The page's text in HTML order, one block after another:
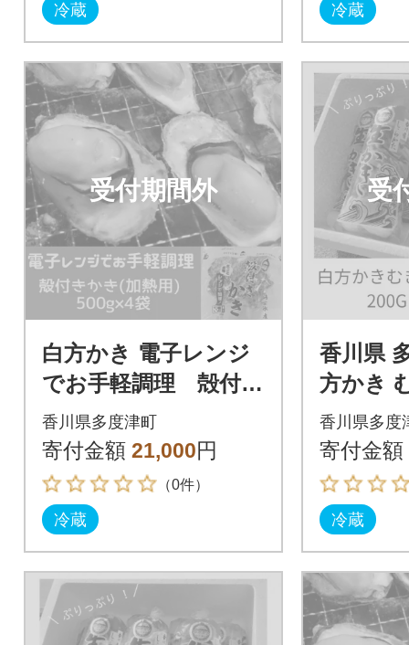
冷蔵 冷蔵
受付期間外
白方かき 電子レンジ
でお手軽調理 殻付き
かき(加熱用) 500g×4
袋【A-90】
香川県多度津町
寄付金額 21,000円
（0件）
冷蔵
受
香川県
方かき
200g×5
香川県多度
寄付金額
冷蔵